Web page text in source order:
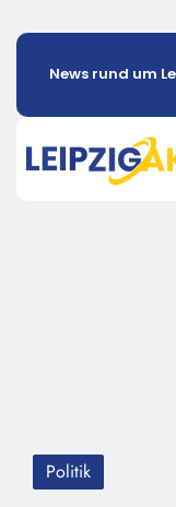
News rund um
Politik